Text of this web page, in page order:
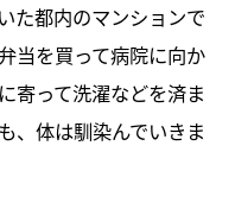
た都内のマンションで
当を買って病院に向か
寄って洗濯などを済ま
、体は馴染んでいきま